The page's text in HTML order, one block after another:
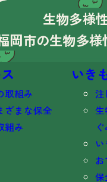
生物多様
岡市の生物多
取組み
ざまな保全
組み
いき
保